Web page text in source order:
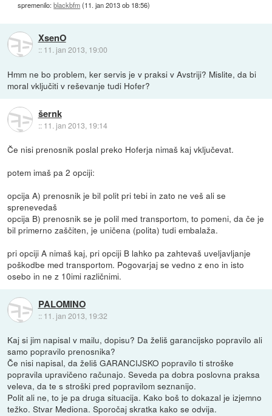
spremenilo:blackbfm(11. jan 2013 ob 18:56)
XsenO
:: 11. jan 2013, 19:00
Hmm ne bo problem, ker servis je v praksi v Avstriji? Mislite, da bi
moral vključiti v reševanje tudi Hofer?
šernk
:: 11. jan 2013, 19:14
Če nisi prenosnik poslal preko Hoferja nimaš kaj vključevat.
potem imaš pa 2 opciji:
opcija A) prenosnik je bil polit pri tebi in zato ne veš ali se
sprenevedaš
opcija B) prenosnik se je polil med transportom, to pomeni, da če je
bil primerno zaščiten, je uničena (polita) tudi embalaža.
pri opciji A nimaš kaj, pri opciji B lahko pa zahtevaš uveljavljanje
poškodbe med transportom. Pogovarjaj se vedno z eno in isto
osebo in ne z 10imi različnimi.
PALOMINO
:: 11. jan 2013, 19:32
Kaj si jim napisal v mailu, dopisu? Da želiš garancijsko popravilo ali
samo popravilo prenosnika?
Če nisi napisal, da želiš GARANCIJSKO popravilo ti stroške
popravila upravičeno računajo. Seveda pa dobra poslovna praksa
veleva, da te s stroški pred popravilom seznanijo.
Polit ali ne, to je pa druga situacija. Kako boš to dokazal je izjemno
težko. Stvar Mediona. Sporočaj skratka kako se odvija.